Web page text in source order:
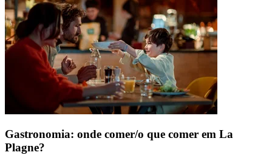
Gastronomia: onde comer/o que comer em La
Plagne?